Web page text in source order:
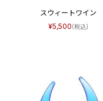
スウィートワイン
5,500